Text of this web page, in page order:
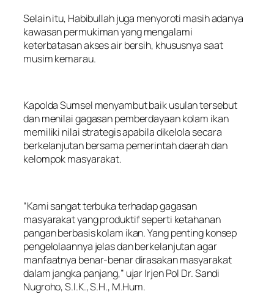
Selain itu, Habibullah juga menyoroti masih adanya
kawasan permukiman yang mengalami
keterbatasan akses air bersih, khususnya saat
musim kemarau.
Kapolda Sumsel menyambut baik usulan tersebut
dan menilai gagasan pemberdayaan kolam ikan
memiliki nilai strategis apabila dikelola secara
berkelanjutan bersama pemerintah daerah dan
kelompok masyarakat.
“Kami sangat terbuka terhadap gagasan
masyarakat yang produktif seperti ketahanan
pangan berbasis kolam ikan. Yang penting konsep
pengelolaannya jelas dan berkelanjutan agar
manfaatnya benar-benar dirasakan masyarakat
dalam jangka panjang,” ujar Irjen Pol Dr. Sandi
Nugroho, S.I.K., S.H., M.Hum.